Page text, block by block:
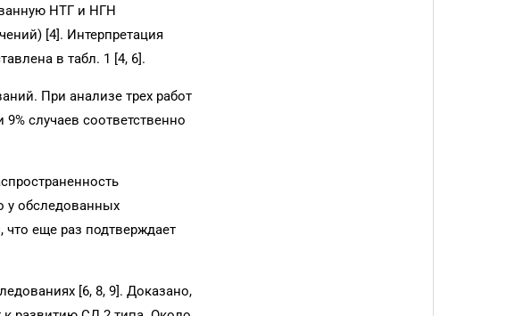
НТГ и НГН
[4]. Интерпретация
в табл. 1 [4, 6].
При анализе трех работ
случаев соответственно
у обследованных
еще раз подтверждает
[6, 8, 9]. Доказано,